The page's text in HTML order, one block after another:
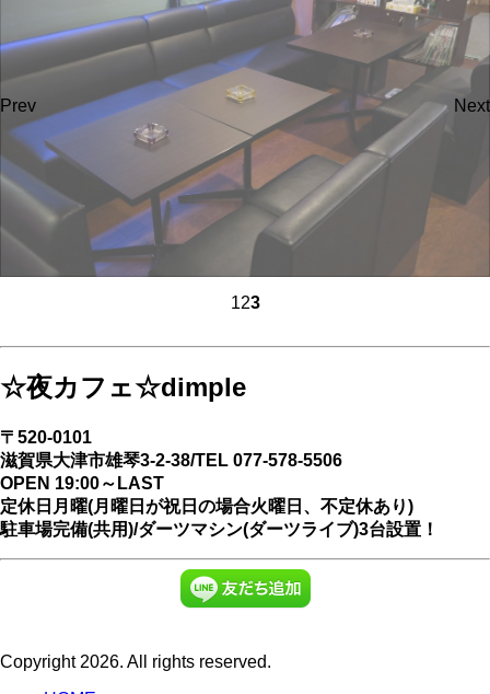
Prev Next
123
☆夜カフェ☆dimple
〒520-0101
滋賀県大津市雄琴3-2-38/TEL 077-578-5506
OPEN 19:00～LAST
定休日月曜(月曜日が祝日の場合火曜日、不定休あり)
駐車場完備(共用)/ダーツマシン(ダーツライブ)3台設置！
Copyright 2026. All rights reserved.